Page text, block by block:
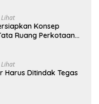
Konsep
Ruang Perkotaan
Harus Ditindak Tegas